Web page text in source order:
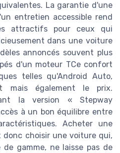
La garantie d'une
entretien accessible rend
attractifs pour ceux qui
dans une voiture
annoncés souvent plus
d'un moteur TCe confort
telles qu'Android Auto,
mais également le prix.
la version « Stepway
à un bon équilibre entre
Acheter une
donc choisir une voiture qui,
gamme, ne laisse pas de